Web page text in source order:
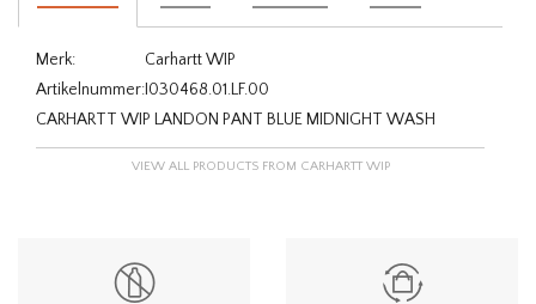
Merk:
Carhartt WIP
Artikelnummer:I030468.01.LF.00
CARHARTT WIP LANDON PANT BLUE MIDNIGHT WASH
VIEW ALL PRODUCTS FROM CARHARTT WIP